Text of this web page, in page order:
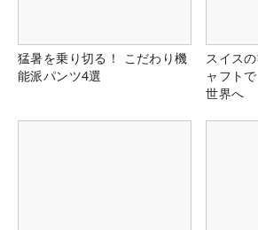
猛暑を乗り切る！ こだわり機
能派パンツ4選
スイス
ャフト
世界へ